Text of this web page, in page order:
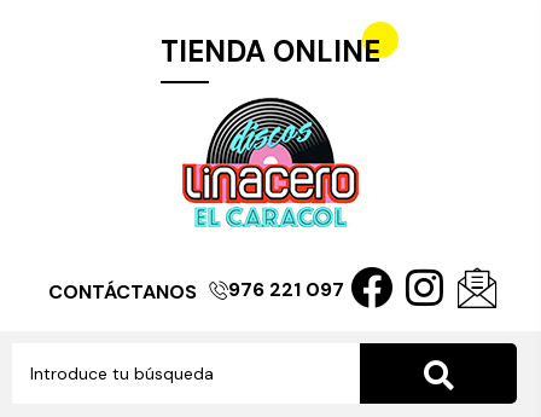
TIENDA ONLINE
CONTÁCTANOS 976 221 097